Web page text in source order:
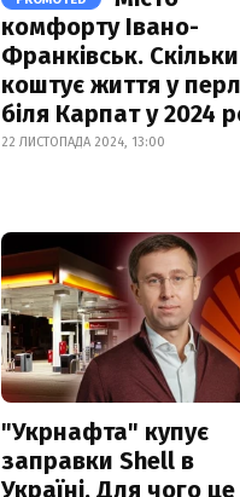
комфорту Івано-
Франківськ. Скільки
коштує життя у
біля Карпат у 2024
22 ЛИСТОПАДА 2024, 13:00
"Укрнафта" купує
заправки Shell в
Україні. Для чого це